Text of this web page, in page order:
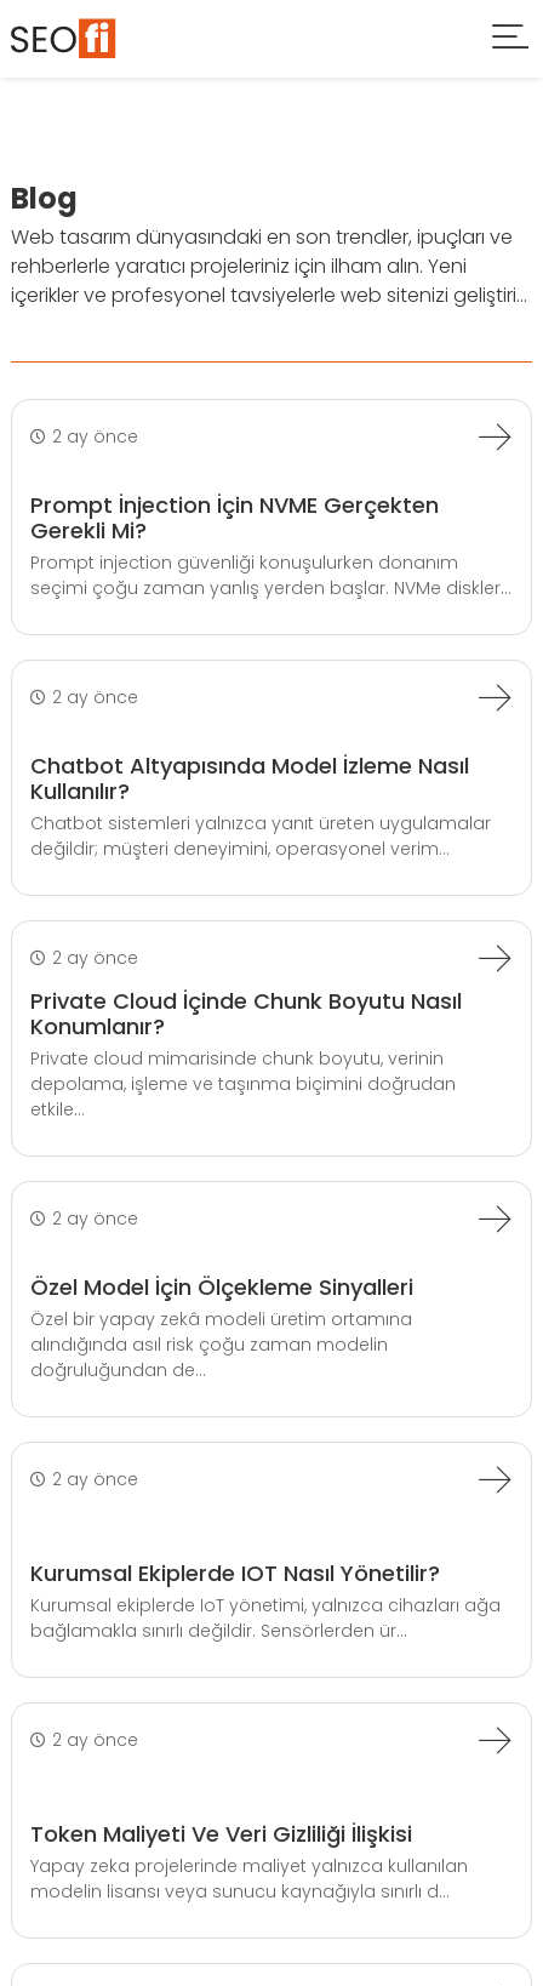
Blog
Web tasarım dünyasındaki en son trendler, ipuçları ve
rehberlerle yaratıcı projeleriniz için ilham alın. Yeni
içerikler ve profesyonel tavsiyelerle web sitenizi geliştiri...
2 ay önce
Prompt İnjection İçin NVME Gerçekten
Gerekli Mi?
Prompt injection güvenliği konuşulurken donanım
seçimi çoğu zaman yanlış yerden başlar. NVMe diskler...
2 ay önce
Chatbot Altyapısında Model İzleme Nasıl
Kullanılır?
Chatbot sistemleri yalnızca yanıt üreten uygulamalar
değildir; müşteri deneyimini, operasyonel verim...
2 ay önce
Private Cloud İçinde Chunk Boyutu Nasıl
Konumlanır?
Private cloud mimarisinde chunk boyutu, verinin
depolama, işleme ve taşınma biçimini doğrudan
etkile...
2 ay önce
Özel Model İçin Ölçekleme Sinyalleri
Özel bir yapay zekâ modeli üretim ortamına
alındığında asıl risk çoğu zaman modelin
doğruluğundan de...
2 ay önce
Kurumsal Ekiplerde IOT Nasıl Yönetilir?
Kurumsal ekiplerde IoT yönetimi, yalnızca cihazları ağa
bağlamakla sınırlı değildir. Sensörlerden ür...
2 ay önce
Token Maliyeti Ve Veri Gizliliği İlişkisi
Yapay zeka projelerinde maliyet yalnızca kullanılan
modelin lisansı veya sunucu kaynağıyla sınırlı d...